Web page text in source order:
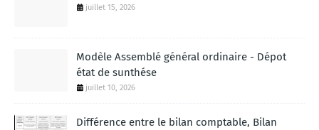
juillet 15, 2026
Modèle Assemblé général ordinaire - Dépot
état de sunthése
juillet 10, 2026
Différence entre le bilan comptable, Bilan